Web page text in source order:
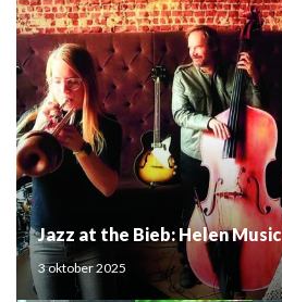
Jazz at the Bieb: Helen Music
3 oktober 2025